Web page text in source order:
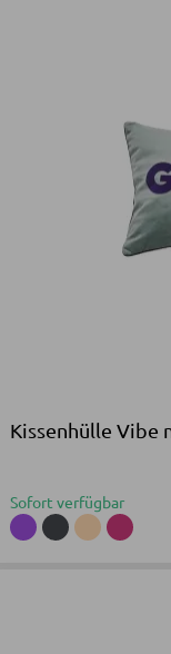
Kissenhülle Vibe
Sofort verfügbar